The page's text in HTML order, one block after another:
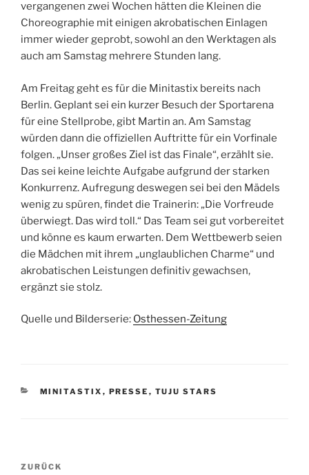
vergangenen zwei Wochen hätten die Kleinen die
Choreographie mit einigen akrobatischen Einlagen
immer wieder geprobt, sowohl an den Werktagen als
auch am Samstag mehrere Stunden lang.
Am Freitag geht es für die Minitastix bereits nach
Berlin. Geplant sei ein kurzer Besuch der Sportarena
für eine Stellprobe, gibt Martin an. Am Samstag
würden dann die offiziellen Auftritte für ein Vorfinale
folgen. „Unser großes Ziel ist das Finale“, erzählt sie.
Das sei keine leichte Aufgabe aufgrund der starken
Konkurrenz. Aufregung deswegen sei bei den Mädels
wenig zu spüren, findet die Trainerin: „Die Vorfreude
überwiegt. Das wird toll.“ Das Team sei gut vorbereitet
und könne es kaum erwarten. Dem Wettbewerb seien
die Mädchen mit ihrem „unglaublichen Charme“ und
akrobatischen Leistungen definitiv gewachsen,
ergänzt sie stolz.
Quelle und Bilderserie: Osthessen-Zeitung
KATEGORIEN
MINITASTIX , PRESSE , TUJU STARS
Beitragsnavigation
Vorheriger
ZURÜCK